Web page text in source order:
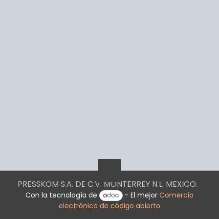
PRESSKOM S.A. DE C.V. MONTERREY N.L. MEXICO.
Con la tecnología de - El mejorComercio
electrónico de código abierto